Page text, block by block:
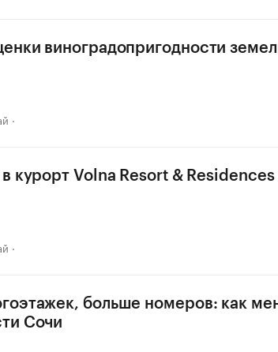
виноградопригодности
курорт Volna Resort &
больше номеров: как
Сочи